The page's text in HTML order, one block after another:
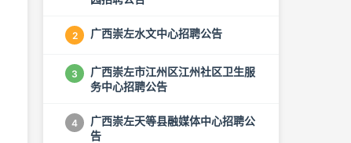
2 广西崇左水文中心招聘公告
3
广西崇左市江州区江州社区卫生服
务中心招聘公告
4
广西崇左天等县融媒体中心招聘公
告